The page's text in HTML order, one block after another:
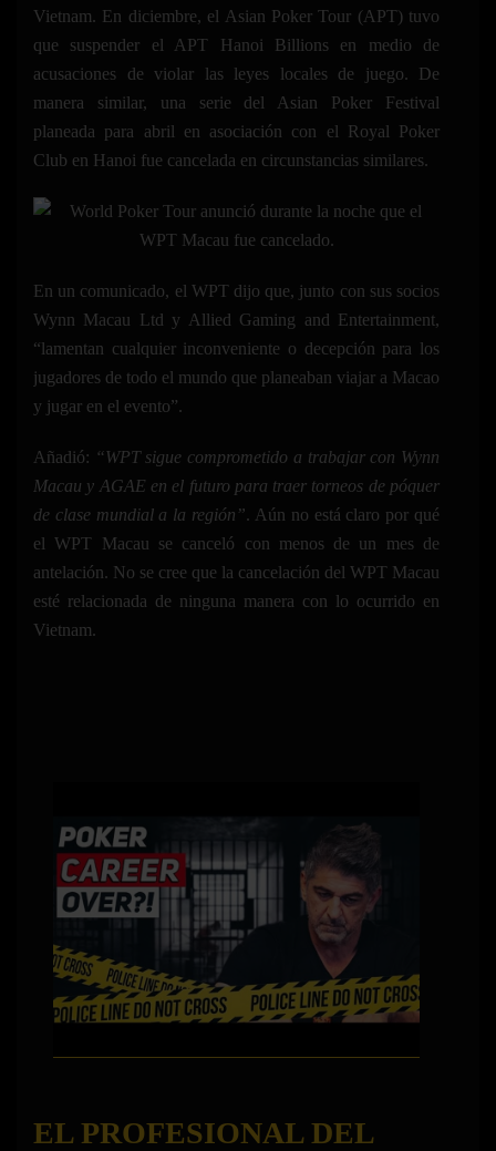
Vietnam. En diciembre, el Asian Poker Tour (APT) tuvo
que suspender el APT Hanoi Billions en medio de
acusaciones de violar las leyes locales de juego. De
manera similar, una serie del Asian Poker Festival
planeada para abril en asociación con el Royal Poker
Club en Hanoi fue cancelada en circunstancias similares.
En un comunicado, el WPT dijo que, junto con sus socios
Wynn Macau Ltd y Allied Gaming and Entertainment,
“lamentan cualquier inconveniente o decepción para los
jugadores de todo el mundo que planeaban viajar a Macao
y jugar en el evento”.
Añadió: “WPT sigue comprometido a trabajar con Wynn
Macau y AGAE en el futuro para traer torneos de póquer
de clase mundial a la región”. Aún no está claro por qué
el WPT Macau se canceló con menos de un mes de
antelación. No se cree que la cancelación del WPT Macau
esté relacionada de ninguna manera con lo ocurrido en
Vietnam.
EL PROFESIONAL DEL